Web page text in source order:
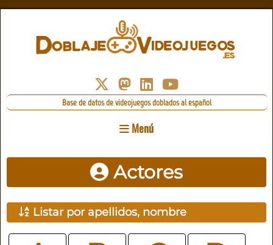
Base de datos de videojuegos doblados al español
Menú
Actores
Listar por apellidos, nombre